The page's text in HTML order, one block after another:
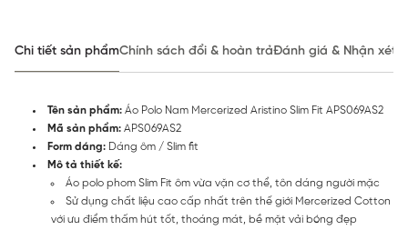
Chi tiết sản phẩmChính sách đổi & hoàn trảĐánh giá & Nhận xét
Tên sản phẩm: Áo Polo Nam Mercerized Aristino Slim Fit APS069AS2
Mã sản phẩm: APS069AS2
Form dáng: Dáng ôm / Slim fit
Mô tả thiết kế:
Áo polo phom Slim Fit ôm vừa vặn cơ thể, tôn dáng người mặc
Sử dụng chất liệu cao cấp nhất trên thế giới Mercerized Cotton
với ưu điểm thấm hút tốt, thoáng mát, bề mặt vải bóng đẹp